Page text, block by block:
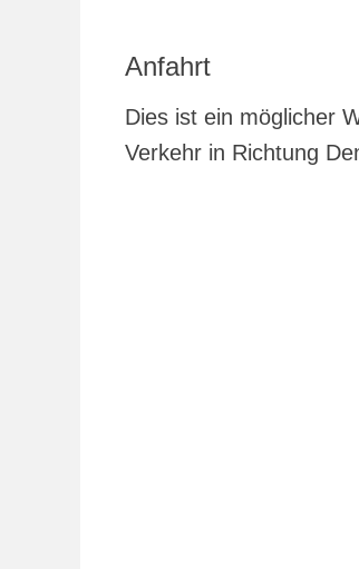
Anfahrt
Dies ist ein möglicher
Verkehr in Richtung